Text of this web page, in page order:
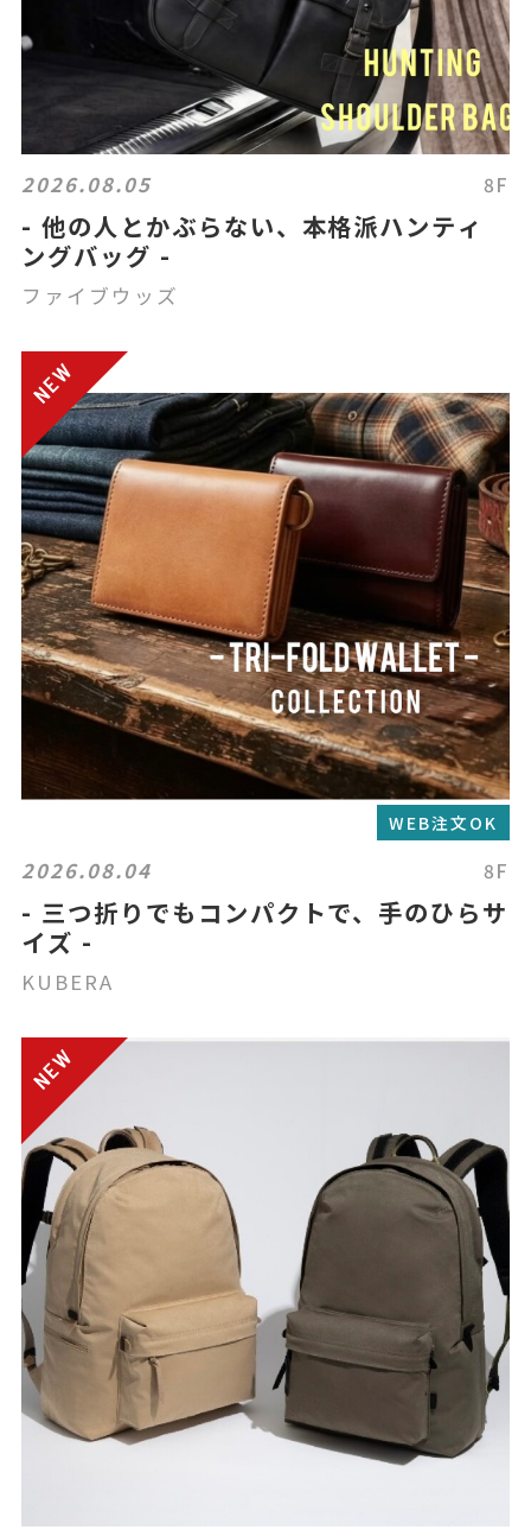
2026.08.05 8F
- 他の人とかぶらない、本格派ハンティ
ングバッグ -
ファイブウッズ
WEB注文OK
2026.08.04 8F
- 三つ折りでもコンパクトで、手のひらサ
イズ -
KUBERA